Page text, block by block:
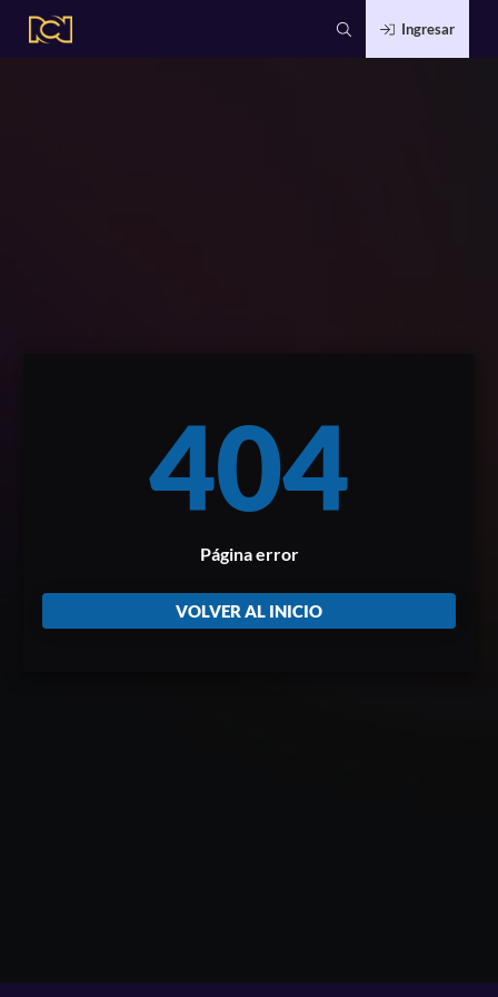
Ingresar
404
Página error
VOLVER AL INICIO